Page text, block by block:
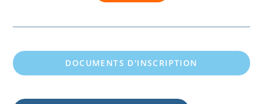
DOCUMENTS D'INSCRIPTION